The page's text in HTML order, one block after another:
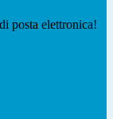
posta elettronica!